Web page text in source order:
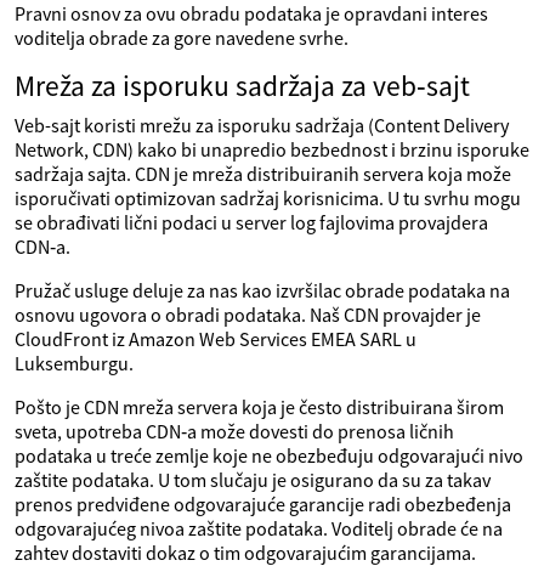
Pravni osnov za ovu obradu podataka je opravdani interes
voditelja obrade za gore navedene svrhe.
Mreža za isporuku sadržaja za veb‑sajt
Veb-sajt koristi mrežu za isporuku sadržaja (Content Delivery
Network, CDN) kako bi unapredio bezbednost i brzinu isporuke
sadržaja sajta. CDN je mreža distribuiranih servera koja može
isporučivati optimizovan sadržaj korisnicima. U tu svrhu mogu
se obrađivati lični podaci u server log fajlovima provajdera
CDN‑a.
Pružač usluge deluje za nas kao izvršilac obrade podataka na
osnovu ugovora o obradi podataka. Naš CDN provajder je
CloudFront iz Amazon Web Services EMEA SARL u
Luksemburgu.
Pošto je CDN mreža servera koja je često distribuirana širom
sveta, upotreba CDN‑a može dovesti do prenosa ličnih
podataka u treće zemlje koje ne obezbeđuju odgovarajući nivo
zaštite podataka. U tom slučaju je osigurano da su za takav
prenos predviđene odgovarajuće garancije radi obezbeđenja
odgovarajućeg nivoa zaštite podataka. Voditelj obrade će na
zahtev dostaviti dokaz o tim odgovarajućim garancijama.